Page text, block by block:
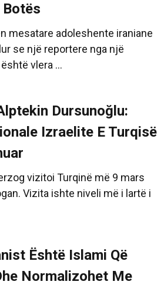
Botës
mesatare adoleshente iraniane
se një reportere nga një
vlera ...
Dursunoğlu:
Izraelite E Turqisë
vizitoi Turqinë më 9 mars
Vizita ishte niveli më i lartë i
Është Islami Që
Normalizohet Me